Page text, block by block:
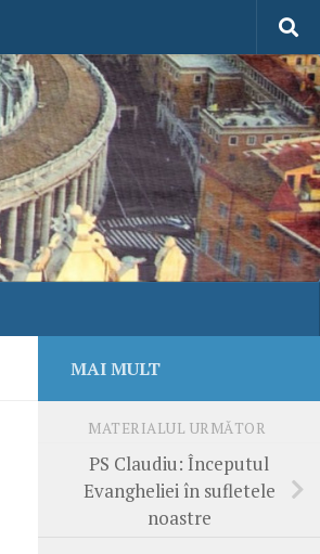
MAI MULT
MATERIALUL URMĂTOR
PS Claudiu: Începutul
Evangheliei în sufletele
noastre